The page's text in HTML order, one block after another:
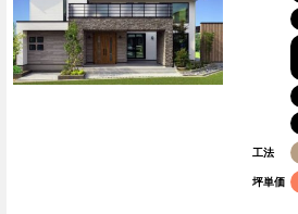
工法
坪単価